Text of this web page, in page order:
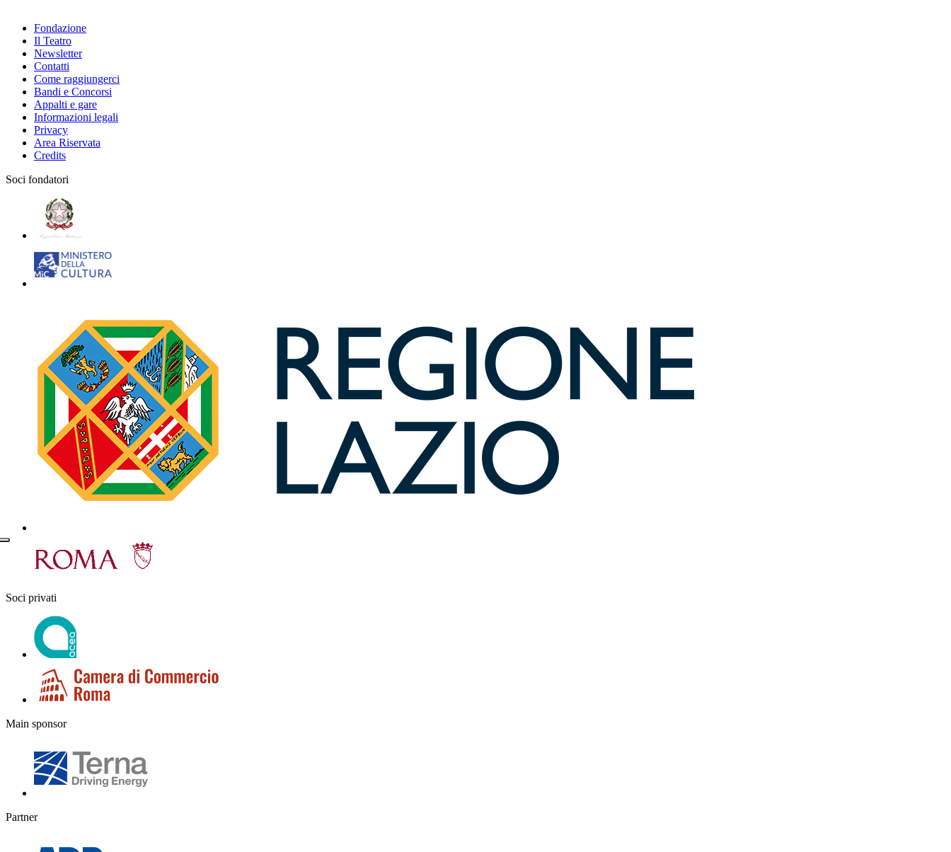
Fondazione
Il Teatro
Newsletter
Contatti
Come raggiungerci
Bandi e Concorsi
Appalti e gare
Informazioni legali
Privacy
Area Riservata
Credits
Soci fondatori
Soci privati
Main sponsor
Partner